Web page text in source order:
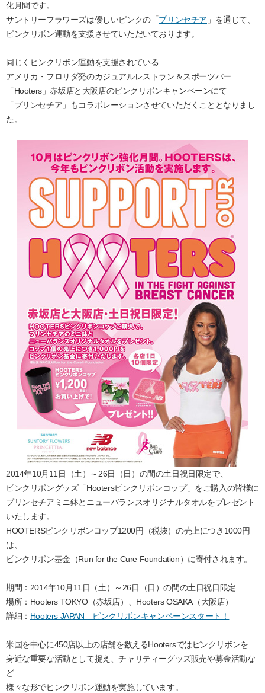
化月間です。
サントリーフラワーズは優しいピンクの「プリンセチア 」を通じて、
ピンクリボン運動を支援させていただいております。
同じくピンクリボン運動を支援されている
アメリカ・フロリダ発のカジュアルレストラン＆スポーツバー
「Hooters」赤坂店と大阪店のピンクリボンキャンペーンにて
「プリンセチア」もコラボレーションさせていただくこととなりまし
た。
2014年10月11日（土）～26日（日）の間の土日祝日限定で、
ピンクリボングッズ「Hootersピンクリボンコップ」をご購入の皆様に
プリンセチアミニ鉢とニューバランスオリジナルタオルをプレゼント
いたします。
HOOTERSピンクリボンコップ1200円（税抜）の売上につき1000円
は、
ピンクリボン基金（Run for the Cure Foundation）に寄付されます。
期間：2014年10月11日（土）～26日（日）の間の土日祝日限定
場所：Hooters TOKYO（赤坂店）、Hooters OSAKA（大阪店）
詳細： Hooters JAPAN ピンクリボンキャンペーンスタート！
米国を中心に450店以上の店舗を数えるHootersではピンクリボンを
身近な重要な活動として捉え、チャリティーグッズ販売や募金活動な
ど
様々な形でピンクリボン運動を実施しています。